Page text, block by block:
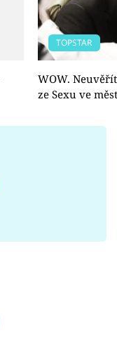
TOPSTAR
WOW.
ze Sexu ve